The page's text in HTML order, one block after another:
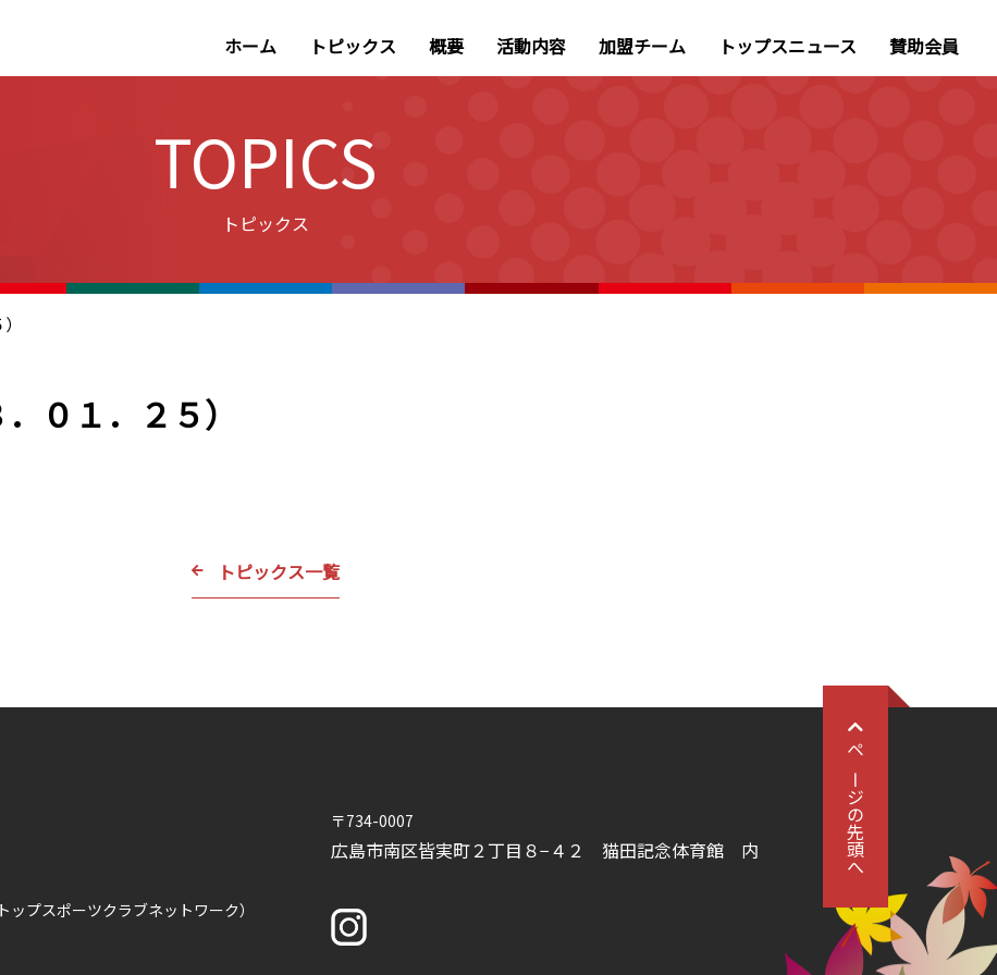
ホーム トピックス 概要 活動内容 加盟チーム トップスニュース 賛助会員
TOPICS
トピックス
０１．２５）
トピックス一覧
ページの先頭へ
プスポーツクラブネットワーク）
〒734-0007
広島市南区皆実町２丁目８−４２ 猫田記念体育館 内